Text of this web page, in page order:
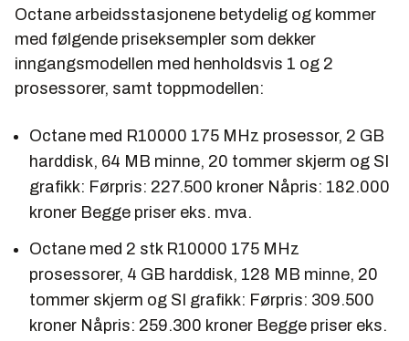
Octane arbeidsstasjonene betydelig og kommer
med følgende priseksempler som dekker
inngangsmodellen med henholdsvis 1 og 2
prosessorer, samt toppmodellen:
Octane med R10000 175 MHz prosessor, 2 GB
harddisk, 64 MB minne, 20 tommer skjerm og SI
grafikk: Førpris: 227.500 kroner Nåpris: 182.000
kroner Begge priser eks. mva.
Octane med 2 stk R10000 175 MHz
prosessorer, 4 GB harddisk, 128 MB minne, 20
tommer skjerm og SI grafikk: Førpris: 309.500
kroner Nåpris: 259.300 kroner Begge priser eks.